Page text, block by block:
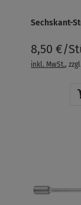
Sechskant-
8,50 €/
inkl. MwSt.,